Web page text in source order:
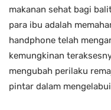
makanan sehat bagi
para ibu adalah
handphone telah
kemungkinan
mengubah perilaku
pintar dalam